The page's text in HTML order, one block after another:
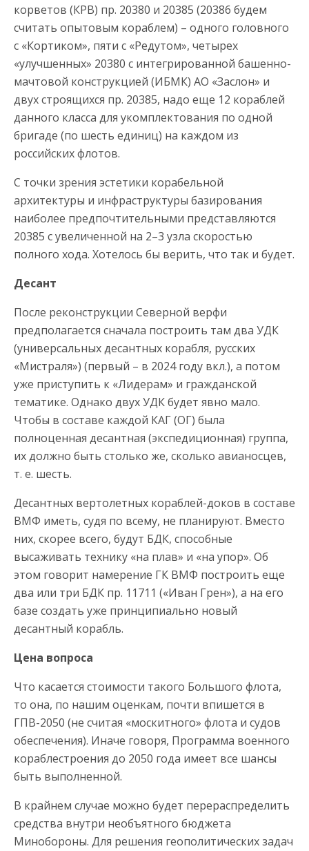
корветов (КРВ) пр. 20380 и 20385 (20386 будем
считать опытовым кораблем) – одного головного
с «Кортиком», пяти с «Редутом», четырех
«улучшенных» 20380 с интегрированной башенно-
мачтовой конструкцией (ИБМК) АО «Заслон» и
двух строящихся пр. 20385, надо еще 12 кораблей
данного класса для укомплектования по одной
бригаде (по шесть единиц) на каждом из
российских флотов.
С точки зрения эстетики корабельной
архитектуры и инфраструктуры базирования
наиболее предпочтительными представляются
20385 с увеличенной на 2–3 узла скоростью
полного хода. Хотелось бы верить, что так и будет.
Десант
После реконструкции Северной верфи
предполагается сначала построить там два УДК
(универсальных десантных корабля, русских
«Мистраля») (первый – в 2024 году вкл.), а потом
уже приступить к «Лидерам» и гражданской
тематике. Однако двух УДК будет явно мало.
Чтобы в составе каждой КАГ (ОГ) была
полноценная десантная (экспедиционная) группа,
их должно быть столько же, сколько авианосцев,
т. е. шесть.
Десантных вертолетных кораблей-доков в составе
ВМФ иметь, судя по всему, не планируют. Вместо
них, скорее всего, будут БДК, способные
высаживать технику «на плав» и «на упор». Об
этом говорит намерение ГК ВМФ построить еще
два или три БДК пр. 11711 («Иван Грен»), а на его
базе создать уже принципиально новый
десантный корабль.
Цена вопроса
Что касается стоимости такого Большого флота,
то она, по нашим оценкам, почти впишется в
ГПВ-2050 (не считая «москитного» флота и судов
обеспечения). Иначе говоря, Программа военного
кораблестроения до 2050 года имеет все шансы
быть выполненной.
В крайнем случае можно будет перераспределить
средства внутри необъятного бюджета
Минобороны. Для решения геополитических задач